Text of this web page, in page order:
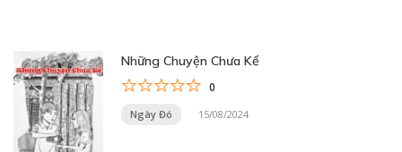
Những Chuyện Chưa Kể
0
Ngày Đó 15/08/2024